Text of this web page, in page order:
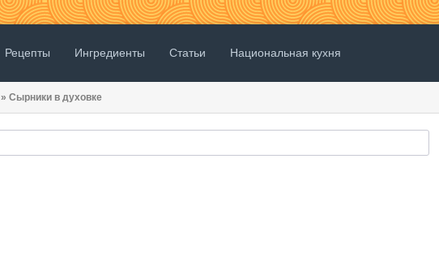
Рецепты Ингредиенты Статьи Национальная кухня
» Сырники в духовке